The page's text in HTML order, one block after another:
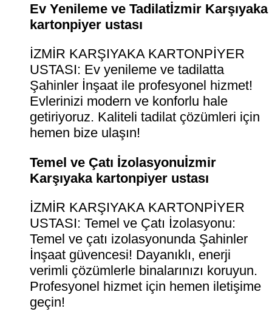
Ev Yenileme ve Tadilatİzmir Karşıyaka
kartonpiyer ustası
İZMİR KARŞIYAKA KARTONPİYER
USTASI: Ev yenileme ve tadilatta
Şahinler İnşaat ile profesyonel hizmet!
Evlerinizi modern ve konforlu hale
getiriyoruz. Kaliteli tadilat çözümleri için
hemen bize ulaşın!
Temel ve Çatı İzolasyonuİzmir
Karşıyaka kartonpiyer ustası
İZMİR KARŞIYAKA KARTONPİYER
USTASI: Temel ve Çatı İzolasyonu:
Temel ve çatı izolasyonunda Şahinler
İnşaat güvencesi! Dayanıklı, enerji
verimli çözümlerle binalarınızı koruyun.
Profesyonel hizmet için hemen iletişime
geçin!